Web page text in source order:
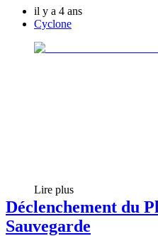
il y a 4 ans
Cyclone
Lire plus
Déclenchement du
Sauvegarde